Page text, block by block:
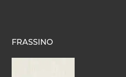
FRASSINO